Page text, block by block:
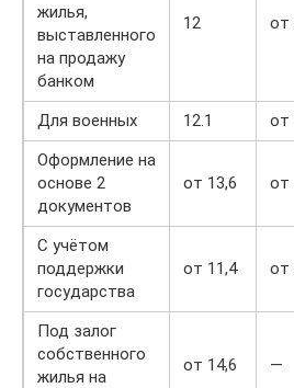
жилья,
выставленного
на продажу
банком
12 от
Для военных 12.1 от
Оформление на
основе 2
документов
от 13,6 от
С учётом
поддержки
государства
от 11,4 от
Под залог
собственного
жилья на
от 14,6 —